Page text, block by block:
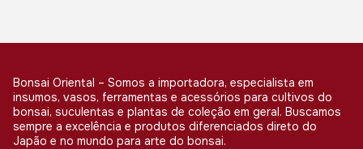
Bonsai Oriental – Somos a importadora, especialista em
insumos, vasos, ferramentas e acessórios para cultivos do
bonsai, suculentas e plantas de coleção em geral. Buscamos
sempre a excelência e produtos diferenciados direto do
Japão e no mundo para arte do bonsai.